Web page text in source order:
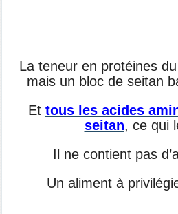
La teneur en protéines
mais un bloc de seitan
Et tous les acides
seitan, ce qui
Il ne contient pas
Un aliment à